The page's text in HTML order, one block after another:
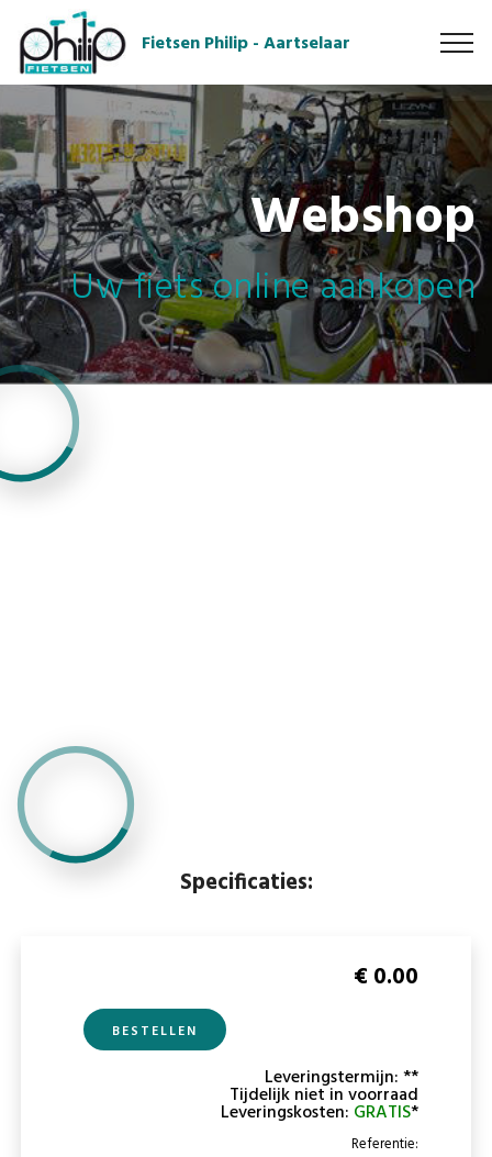
Fietsen Philip - Aartselaar
Webshop
Uw fiets online aankopen
Specificaties:
€ 0.00
BESTELLEN
Leveringstermijn: **
Tijdelijk niet in voorraad
Leveringskosten: GRATIS*
Referentie: